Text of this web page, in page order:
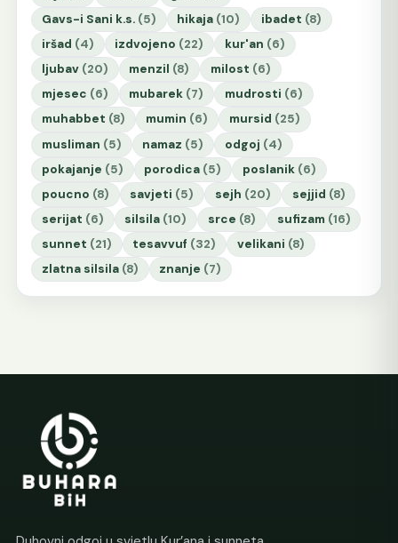
Gavs-i Sani k.s. (5) hikaja (10) ibadet (8)
iršad (4) izdvojeno (22) kur'an (6)
ljubav (20) menzil (8) milost (6)
mjesec (6) mubarek (7) mudrosti (6)
muhabbet (8) mumin (6) mursid (25)
musliman (5) namaz (5) odgoj (4)
pokajanje (5) porodica (5) poslanik (6)
poucno (8) savjeti (5) sejh (20) sejjid (8)
serijat (6) silsila (10) srce (8) sufizam (16)
sunnet (21) tesavvuf (32) velikani (8)
zlatna silsila (8) znanje (7)